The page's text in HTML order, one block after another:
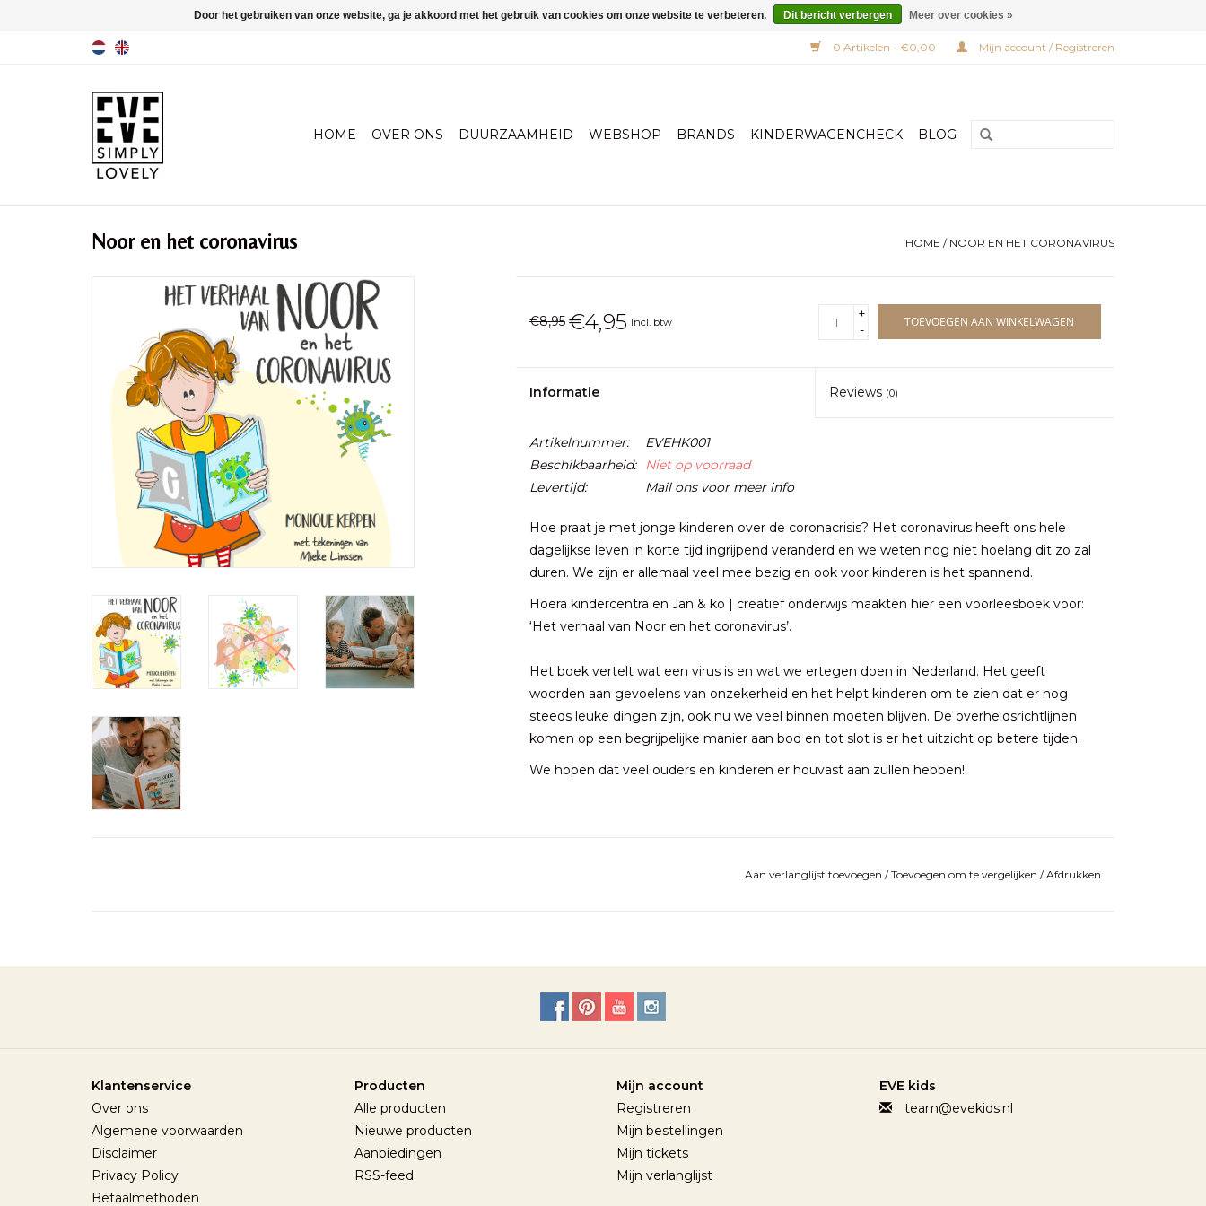
0 Artikelen - €0,00 Mijn account / Registreren
HOME OVER ONS DUURZAAMHEID WEBSHOP BRANDS KINDERWAGENCHECK BLOG
Noor en het coronavirus HOME / NOOR EN HET CORONAVIRUS
€8,95 €4,95 Incl. btw
+
-
TOEVOEGEN AAN WINKELWAGEN
Informatie Reviews (0)
Artikelnummer:
EVEHK001
Beschikbaarheid:
Niet op voorraad
Levertijd:
Mail ons voor meer info
Hoe praat je met jonge kinderen over de coronacrisis? Het coronavirus heeft ons hele
dagelijkse leven in korte tijd ingrijpend veranderd en we weten nog niet hoelang dit zo zal
duren. We zijn er allemaal veel mee bezig en ook voor kinderen is het spannend.
Hoera kindercentra en Jan & ko | creatief onderwijs maakten hier een voorleesboek voor:
‘Het verhaal van Noor en het coronavirus’.
Het boek vertelt wat een virus is en wat we ertegen doen in Nederland. Het geeft
woorden aan gevoelens van onzekerheid en het helpt kinderen om te zien dat er nog
steeds leuke dingen zijn, ook nu we veel binnen moeten blijven. De overheidsrichtlijnen
komen op een begrijpelijke manier aan bod en tot slot is er het uitzicht op betere tijden.
We hopen dat veel ouders en kinderen er houvast aan zullen hebben!
Aan verlanglijst toevoegen /Toevoegen om te vergelijken /Afdrukken
Klantenservice
Over ons
Algemene voorwaarden
Disclaimer
Privacy Policy
Betaalmethoden
Producten
Alle producten
Nieuwe producten
Aanbiedingen
RSS-feed
Mijn account
Registreren
Mijn bestellingen
Mijn tickets
Mijn verlanglijst
EVE kids
team@evekids.nl
Door het gebruiken van onze website, ga je akkoord met het gebruik van cookies om onze website te verbeteren. Dit bericht verbergen Meer over cookies »